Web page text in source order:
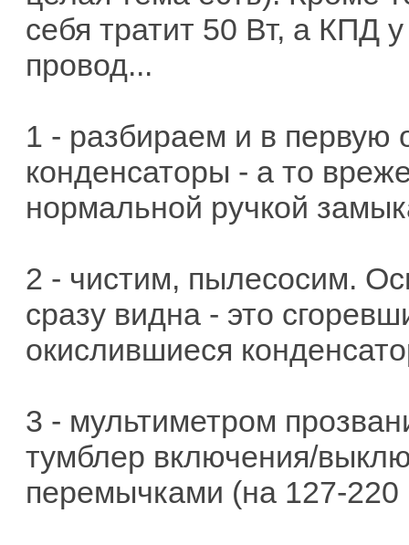
себя тратит 50 Вт, а КПД
провод...
1 - разбираем и в первую
конденсаторы - а то
нормальной ручкой
2 - чистим, пылесосим.
сразу видна - это
окислившиеся
3 - мультиметром
тумблер включения/
перемычками (на 127-220